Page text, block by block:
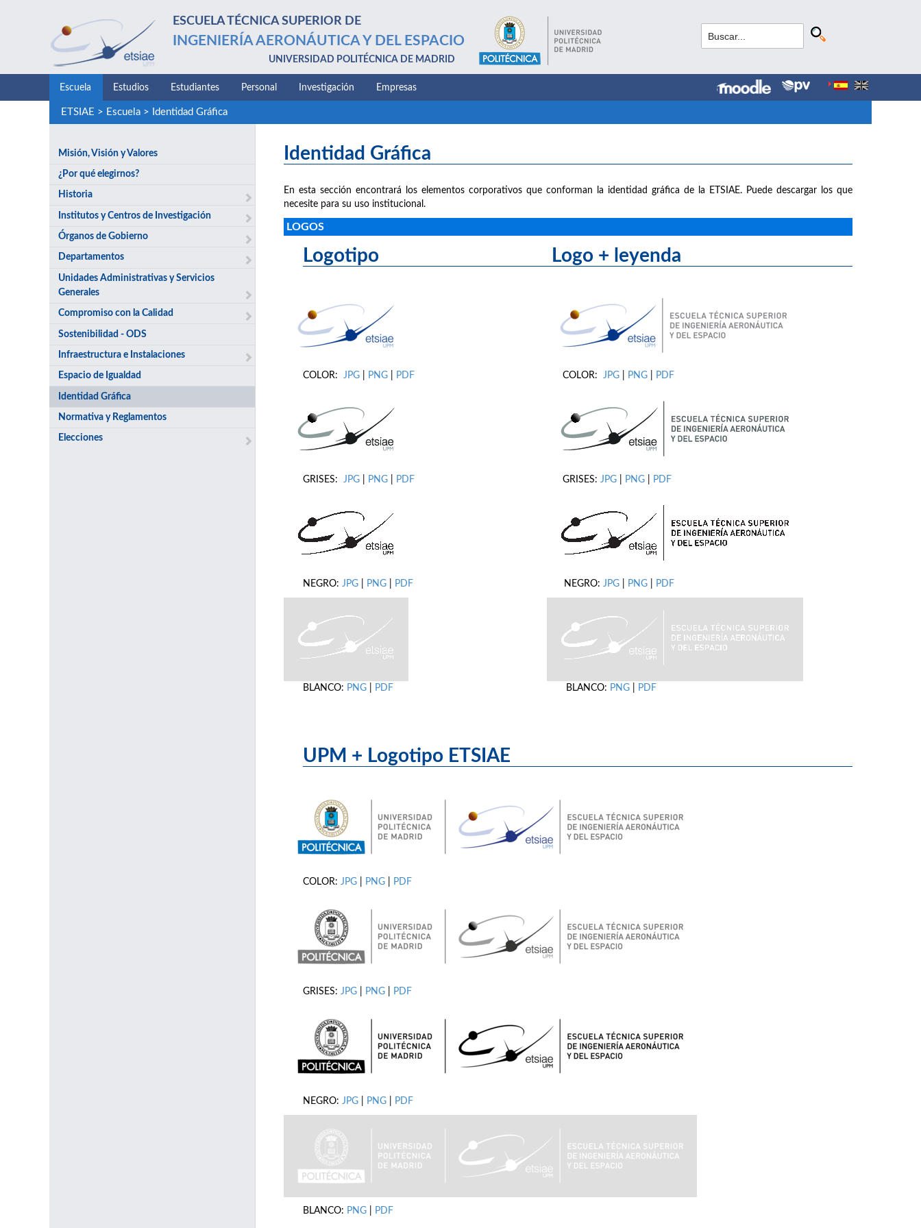
ESCUELA TÉCNICA SUPERIOR DE
INGENIERÍA AERONÁUTICA Y DEL ESPACIO
UNIVERSIDAD POLITÉCNICA DE MADRID
Escuela Estudios Estudiantes Personal Investigación Empresas
ETSIAE > Escuela> Identidad Gráfica
Misión, Visión y Valores
¿Por qué elegirnos?
Historia
Institutos y Centros de Investigación
Órganos de Gobierno
Departamentos
Unidades Administrativas y Servicios
Generales
Compromiso con la Calidad
Sostenibilidad - ODS
Infraestructura e Instalaciones
Espacio de Igualdad
Identidad Gráfica
Normativa y Reglamentos
Elecciones
Identidad Gráfica
En esta sección encontrará los elementos corporativos que conforman la identidad gráfica de la ETSIAE. Puede descargar los que
necesite para su uso institucional.
LOGOS
Logotipo Logo + leyenda
COLOR: JPG PNG PDF COLOR: JPG PNG PDF
GRISES: JPG PNG PDF GRISES: JPG PNG PDF
NEGRO: JPG PNG PDF NEGRO: JPG PNG PDF
BLANCO: PNG PDF BLANCO: PNG PDF
UPM + Logotipo ETSIAE
COLOR: JPG PNG PDF
GRISES: JPG PNG PDF
NEGRO: JPG PNG PDF
BLANCO: PNG PDF